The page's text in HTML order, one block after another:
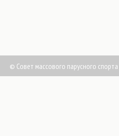
© Совет массового парусного